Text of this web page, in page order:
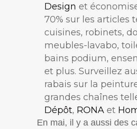
Design et
70% sur les articles
cuisines, robinets,
meubles-lavabo,
bains podium,
et plus. Surveillez
rabais sur la
grandes chaînes
Dépôt, RONA et
En mai, il y a aussi des